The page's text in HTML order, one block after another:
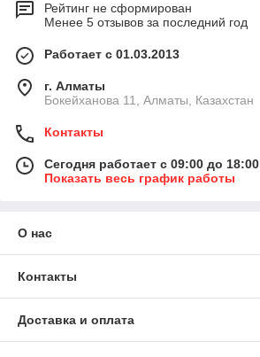
Рейтинг не сформирован
Менее 5 отзывов за последний год
Работает с 01.03.2013
г. Алматы
Бокейханова 11, Алматы, Казахстан
Контакты
Сегодня работает с 09:00 до 18:00
Показать весь график работы
О нас
Контакты
Доставка и оплата